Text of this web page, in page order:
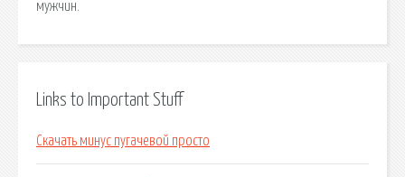
мужчин.
Links to Important Stuff
Скачать минус пугачевой просто